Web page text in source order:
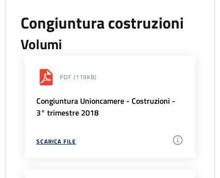
Congiuntura costruzioni
Volumi
PDF (119KB)
Congiuntura Unioncamere - Costruzioni -
3° trimestre 2018
SCARICA FILE